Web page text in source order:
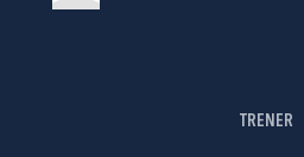
TRENER